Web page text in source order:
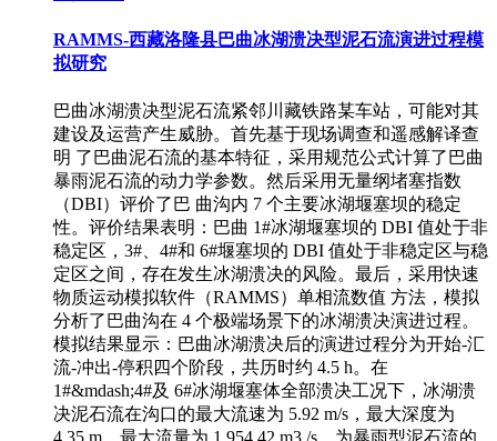
RAMMS-西藏洛隆县巴曲冰湖溃决型泥石流演进过程模
拟研究
巴曲冰湖溃决型泥石流紧邻川藏铁路某车站，可能对其
建设及运营产生威胁。首先基于现场调查和遥感解译查
明 了巴曲泥石流的基本特征，采用规范公式计算了巴曲
暴雨泥石流的动力学参数。然后采用无量纲堵塞指数
（DBI）评价了巴 曲沟内 7 个主要冰湖堰塞坝的稳定
性。评价结果表明：巴曲 1#冰湖堰塞坝的 DBI 值处于非
稳定区，3#、4#和 6#堰塞坝的 DBI 值处于非稳定区与稳
定区之间，存在发生冰湖溃决的风险。最后，采用快速
物质运动模拟软件（RAMMS）单相流数值 方法，模拟
分析了巴曲沟在 4 个极端场景下的冰湖溃决演进过程。
模拟结果显示：巴曲冰湖溃决后的演进过程分为开始-汇
流-冲出-停积四个阶段，共历时约 4.5 h。在
1#&mdash;4#及 6#冰湖堰塞体全部溃决工况下，冰湖溃
决泥石流在沟口的最大流速为 5.92 m/s，最大深度为
4.35 m，最大流量为 1 954.42 m3 /s，为暴雨型泥石流的